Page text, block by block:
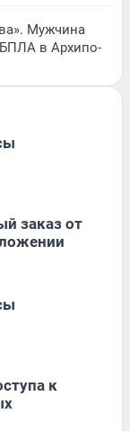
Мужчина
БПЛА в Архипо-
заказ от
к